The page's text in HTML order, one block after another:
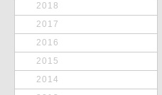
2018
2017
2016
2015
2014